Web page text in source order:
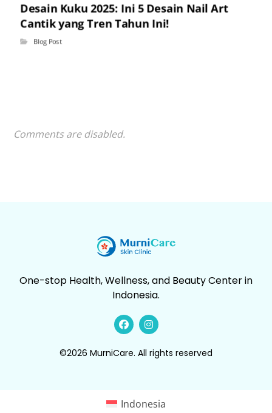
Desain Kuku 2025: Ini 5 Desain Nail Art
Cantik yang Tren Tahun Ini!
Blog Post
Comments are disabled.
One-stop Health, Wellness, and Beauty Center in
Indonesia.
©2026 MurniCare. All rights reserved
Indonesia